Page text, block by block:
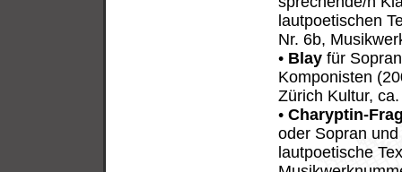
lautpoetischen
Nr. 6b,
• Blay für
Komponisten
Zürich Kultur,
•Charyptin-
oder Sopran
lautpoetische